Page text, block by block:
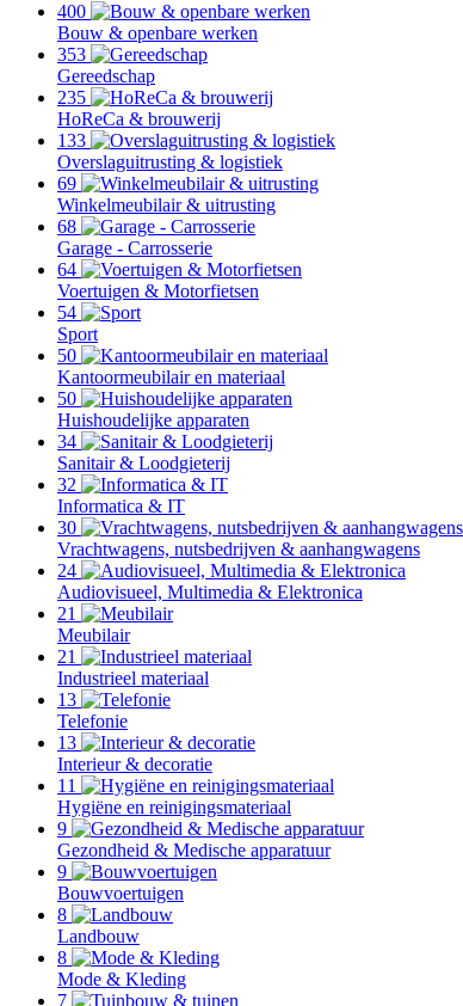
400
Bouw & openbare werken
353
Gereedschap
235
HoReCa & brouwerij
133
Overslaguitrusting & logistiek
69
Winkelmeubilair & uitrusting
68
Garage - Carrosserie
64
Voertuigen & Motorfietsen
54
Sport
50
Kantoormeubilair en materiaal
50
Huishoudelijke apparaten
34
Sanitair & Loodgieterij
32
Informatica & IT
30
Vrachtwagens, nutsbedrijven & aanhangwagens
24
Audiovisueel, Multimedia & Elektronica
21
Meubilair
21
Industrieel materiaal
13
Telefonie
13
Interieur & decoratie
11
Hygiëne en reinigingsmateriaal
9
Gezondheid & Medische apparatuur
9
Bouwvoertuigen
8
Landbouw
8
Mode & Kleding
7